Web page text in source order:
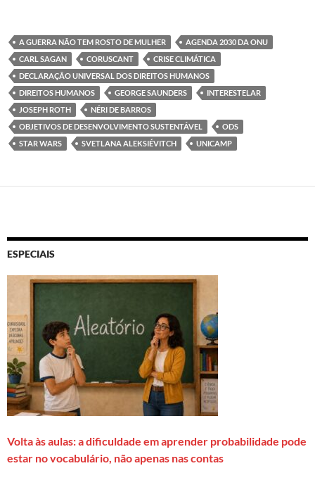
A GUERRA NÃO TEM ROSTO DE MULHER
AGENDA 2030 DA ONU
CARL SAGAN
CORUSCANT
CRISE CLIMÁTICA
DECLARAÇÃO UNIVERSAL DOS DIREITOS HUMANOS
DIREITOS HUMANOS
GEORGE SAUNDERS
INTERESTELAR
JOSEPH ROTH
NÉRI DE BARROS
OBJETIVOS DE DESENVOLVIMENTO SUSTENTÁVEL
ODS
STAR WARS
SVETLANA ALEKSIÉVITCH UNICAMP
ESPECIAIS
Volta às aulas: a dificuldade em aprender probabilidade pode
estar no vocabulário, não apenas nas contas